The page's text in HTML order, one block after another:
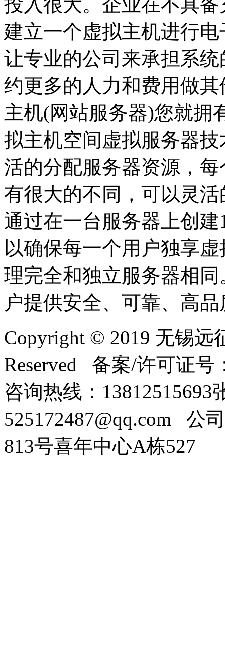
建立一个虚拟主机进行
让专业的公司来承担系
约更多的人力和费用做
主机(网站服务器)您就拥
拟主机空间虚拟服务器
活的分配服务器资源，
有很大的不同，可以灵
通过在一台服务器上创
以确保每一个用户独享
理完全和独立服务器相
户提供安全、可靠、高
Copyright © 2019 无锡远
Reserved 备案/许可证号
咨询热线：
525172487@qq.com 公
813号喜年中心A栋527